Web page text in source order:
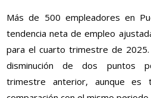
Más de 500 empleadores en
tendencia neta de empleo
para el cuarto trimestre de
disminución de dos puntos
trimestre anterior, aunque es